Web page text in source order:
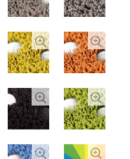
 
 
 